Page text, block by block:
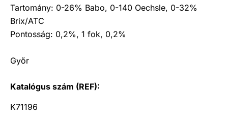
Tartomány: 0-26% Babo, 0-140 Oechsle, 0-32%
Brix/ATC
Pontosság: 0,2%, 1 fok, 0,2%
Győr
Katalógus szám (REF):
K71196